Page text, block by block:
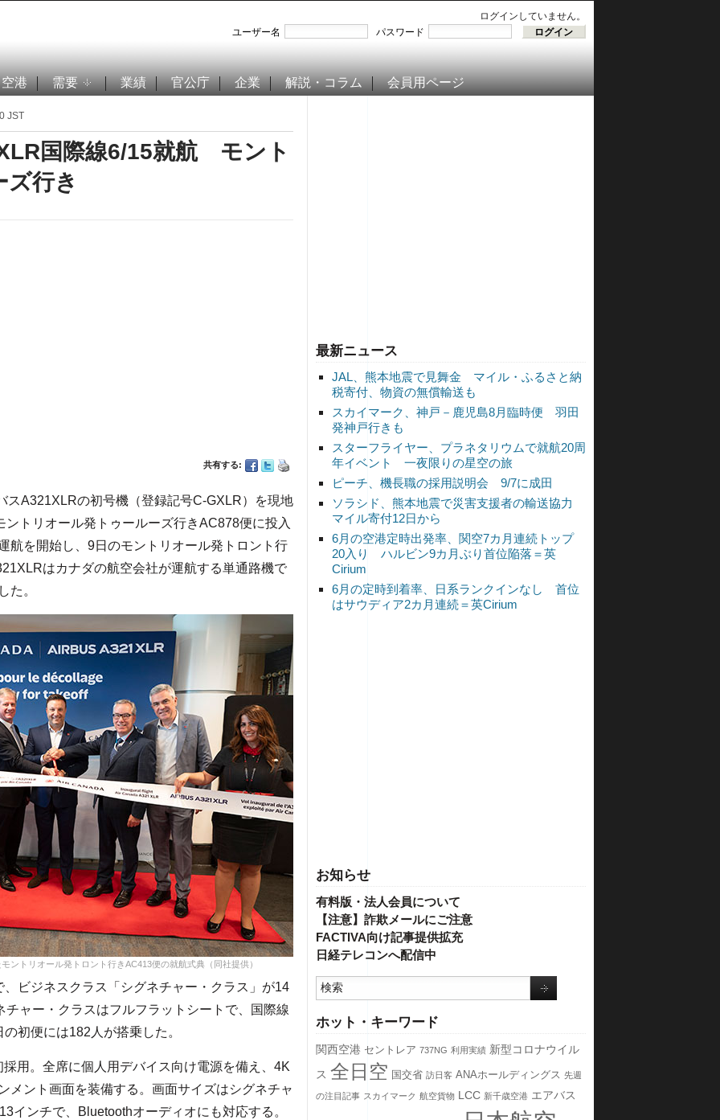
ログインしていません。
ユーザー名
パスワード
空港 需要 業績 官公庁 企業 解説・コラム 会員用ページ
最新ニュース
JAL、熊本地震で見舞金 マイル・ふるさと納
税寄付、物資の無償輸送も
スカイマーク、神戸－鹿児島8月臨時便 羽田
発神戸行きも
スターフライヤー、プラネタリウムで就航20周
年イベント 一夜限りの星空の旅
ピーチ、機長職の採用説明会 9/7に成田
ソラシド、熊本地震で災害支援者の輸送協力
マイル寄付12日から
6月の空港定時出発率、関空7カ月連続トップ
20入り ハルビン9カ月ぶり首位陥落＝英
Cirium
6月の定時到着率、日系ランクインなし 首位
はサウディア2カ月連続＝英Cirium
お知らせ
有料版・法人会員について
【注意】詐欺メールにご注意
FACTIVA向け記事提供拡充
日経テレコンへ配信中
ホット・キーワード
関西空港 セントレア 737NG 利用実績 新型コロナウイル
ス 全日空 国交省 訪日客 ANAホールディングス 先週
の注目記事 スカイマーク 航空貨物 LCC 新千歳空港 エアバス
JST
国際線6/15就航 モント
行き
共有する:
A321XLRの初号機（登録記号C-GXLR）を現地
トリオール発トゥールーズ行きAC878便に投入
航を開始し、9日のモントリオール発トロント行
はカナダの航空会社が運航する単通路機で
た。
ントリオール発トロント行きAC413便の就航式典（同社提供）
ビジネスクラス「シグネチャー・クラス」が14
ャー・クラスはフルフラットシートで、国際線
初便には182人が搭乗した。
用。全席に個人用デバイス向け電源を備え、4K
メント画面を装備する。画面サイズはシグネチャ
インチで、Bluetoothオーディオにも対応する。